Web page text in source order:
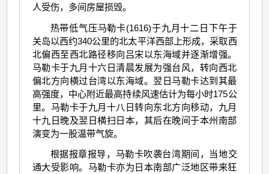
人受伤，多间房屋损毁。
热带低气压马勒卡(1616)于九月十二日下午于
关岛以西约340公里的北太平洋西部上形成，采取西
北偏西至西北路径移向吕宋以东海域并逐渐增强。
马勒卡于九月十六日清晨发展为强台风，转向西北
偏北方向横过台湾以东海域。翌日马勒卡达到其最
高强度，中心附近最高持续风速估计为每小时175公
里。马勒卡于九月十八日转向东北方向移动，九月
十九日晚及翌日横扫日本，其后在晚间于本州南部
演变为一股温带气旋。
根据报章报导，马勒卡吹袭台湾期间，当地交
通大受影响。马勒卡亦为日本南部广泛地区带来狂